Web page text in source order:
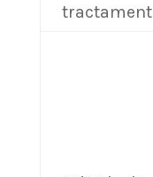
tractament